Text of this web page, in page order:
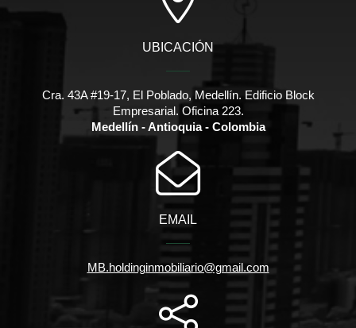
UBICACIÓN
Cra. 43A #19-17, El Poblado, Medellín. Edificio Block
Empresarial. Oficina 223.
Medellín - Antioquia - Colombia
EMAIL
MB.holdinginmobiliario@gmail.com